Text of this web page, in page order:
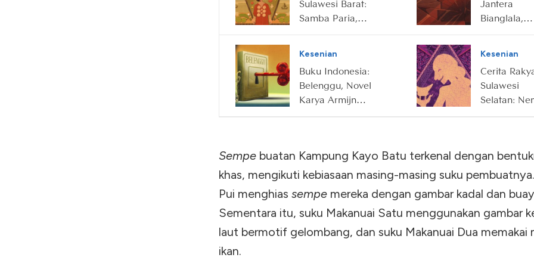
Sulawesi Barat:
Samba Paria,
Penakluk Raja
Jantera
Bianglala,
Dukuh Paruk
Karya
Tohari
Kesenian
Buku Indonesia:
Belenggu, Novel
Karya Armijn
Kesenian
Cerita
Sulawesi
Selatan:
Sempe buatan Kampung Kayo Batu terkenal dengan
khas, mengikuti kebiasaan masing-masing suku
Pui menghias sempe mereka dengan gambar kadal dan
Sementara itu, suku Makanuai Satu menggunakan gambar
laut bermotif gelombang, dan suku Makanuai Dua memakai
ikan.